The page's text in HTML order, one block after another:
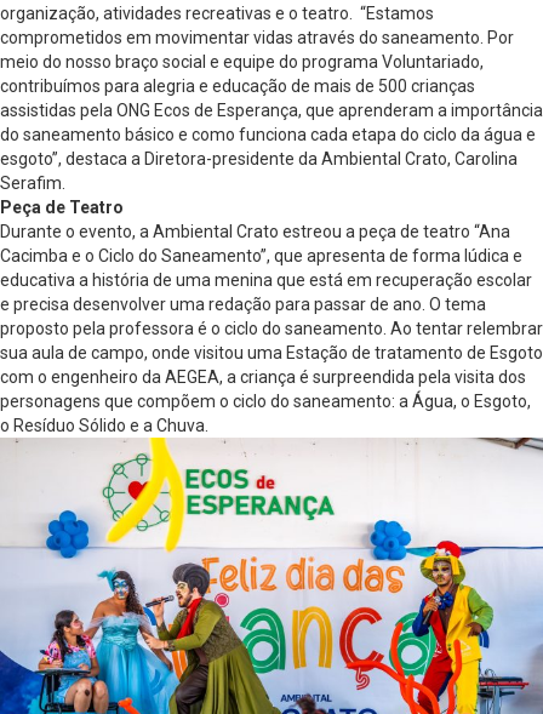
organização, atividades recreativas e o teatro. “Estamos
comprometidos em movimentar vidas através do saneamento. Por
meio do nosso braço social e equipe do programa Voluntariado,
contribuímos para alegria e educação de mais de 500 crianças
assistidas pela ONG Ecos de Esperança, que aprenderam a importância
do saneamento básico e como funciona cada etapa do ciclo da água e
esgoto”, destaca a Diretora-presidente da Ambiental Crato, Carolina
Serafim.
Peça de Teatro
Durante o evento, a Ambiental Crato estreou a peça de teatro “Ana
Cacimba e o Ciclo do Saneamento”, que apresenta de forma lúdica e
educativa a história de uma menina que está em recuperação escolar
e precisa desenvolver uma redação para passar de ano. O tema
proposto pela professora é o ciclo do saneamento. Ao tentar relembrar
sua aula de campo, onde visitou uma Estação de tratamento de Esgoto
com o engenheiro da AEGEA, a criança é surpreendida pela visita dos
personagens que compõem o ciclo do saneamento: a Água, o Esgoto,
o Resíduo Sólido e a Chuva.